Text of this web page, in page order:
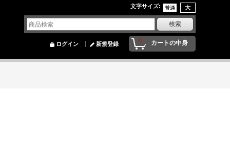
文字サイズ:
0 カートの中身
ログイン 新規登録